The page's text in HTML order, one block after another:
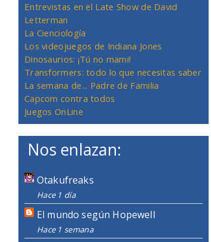
Entrevistas en el Late Show de David
Letterman
La Cienciología
Los videojuegos de Indiana Jones
Dinosaurios: ¡Tú no mami!
Transformers: todo lo que necesitas saber
La semana de... Padre de Familia
Capcom contra todos
Juegos OnLine
Nos enlazan:
Otakufreaks
Hace 1 día
El mundo según Hopewell
Hace 1 semana